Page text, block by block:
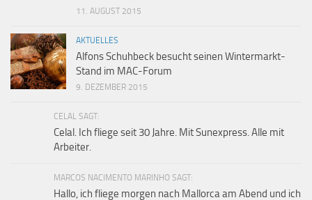
11. AUGUST 2015
AKTUELLES
Alfons Schuhbeck besucht seinen Wintermarkt-
Stand im MAC-Forum
9. DEZEMBER 2015
CELAL SAGT:
Celal. Ich fliege seit 30 Jahre. Mit Sunexpress. Alle mit
Arbeiter.
MARCOS NACIMENTO MARINHO SAGT:
Hallo, ich fliege morgen nach Mallorca am Abend und ich